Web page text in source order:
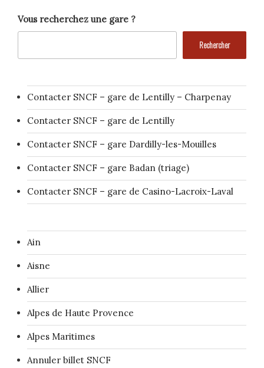
Vous recherchez une gare ?
Rechercher
Contacter SNCF – gare de Lentilly – Charpenay
Contacter SNCF – gare de Lentilly
Contacter SNCF – gare Dardilly-les-Mouilles
Contacter SNCF – gare Badan (triage)
Contacter SNCF – gare de Casino-Lacroix-Laval
Ain
Aisne
Allier
Alpes de Haute Provence
Alpes Maritimes
Annuler billet SNCF